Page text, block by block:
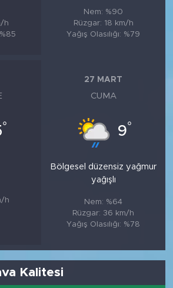
h
Nem: %90
Rüzgar: 18 km/h
Yağış Olasılığı: %79
°
h
27 MART
CUMA
9°
Bölgesel düzensiz yağmur
yağışlı
Nem: %64
Rüzgar: 36 km/h
Yağış Olasılığı: %78
Kalitesi